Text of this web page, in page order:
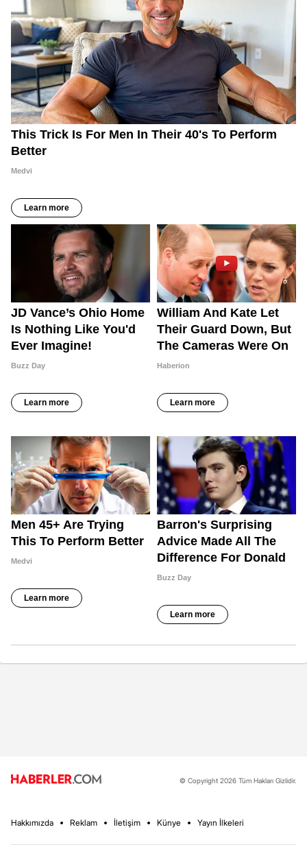
© Copyright 2026 Tüm Hakları Gizlidir.
Hakkımızda Reklam İletişim Künye Yayın İlkeleri